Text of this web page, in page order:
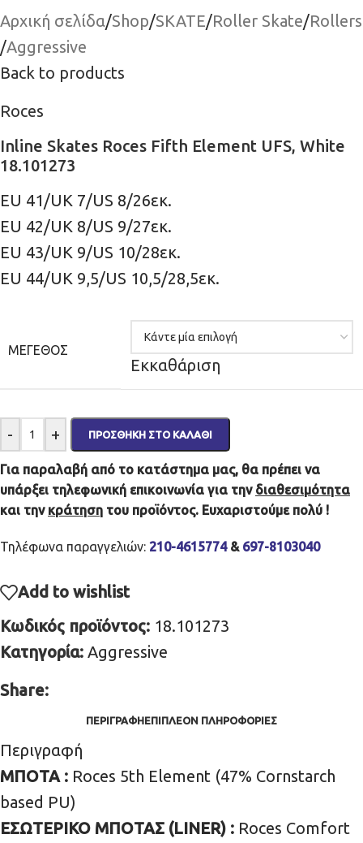
Αρχική σελίδα/Shop/SKATE/Roller Skate/Rollers
/Aggressive
Back to products
Roces
Inline Skates Roces Fifth Element UFS, White
18.101273
EU 41/UK 7/US 8/26εκ.
EU 42/UK 8/US 9/27εκ.
EU 43/UK 9/US 10/28εκ.
EU 44/UK 9,5/US 10,5/28,5εκ.
ΜΈΓΕΘΟΣ
Εκκαθάριση
- + ΠΡΟΣΘΉΚΗ ΣΤΟ ΚΑΛΆΘΙ
Για παραλαβή από το κατάστημα μας, θα πρέπει να
υπάρξει τηλεφωνική επικοινωνία για την διαθεσιμότητα
και την κράτηση του προϊόντος. Ευχαριστούμε πολύ !
Τηλέφωνα παραγγελιών: 210-4615774& 697-8103040
Add to wishlist
Κωδικός προϊόντος: 18.101273
Κατηγορία: Aggressive
Share:
ΠΕΡΙΓΡΑΦΉΕΠΙΠΛΈΟΝ ΠΛΗΡΟΦΟΡΊΕΣ
Περιγραφή
ΜΠΟΤΑ : Roces 5th Element (47% Cornstarch
based PU)
ΕΣΩΤΕΡΙΚΟ ΜΠΟΤΑΣ (LINER) : Roces Comfort